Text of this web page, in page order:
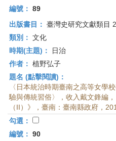
編號： 89
出版書目： 臺灣史研究文獻類目
類別： 文化
時期(主題)：
日治
作者： 植野弘子
題名 (點擊閱讀)：
〈日本統治時期臺南之高等女學
驗與傳統習俗〉，收入戴文鋒編
（II）》，臺南：臺南縣政府，
勾選：
編號： 90